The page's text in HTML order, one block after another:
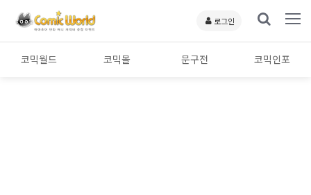
로그인
코믹월드 코믹몰 문구전 코믹인포